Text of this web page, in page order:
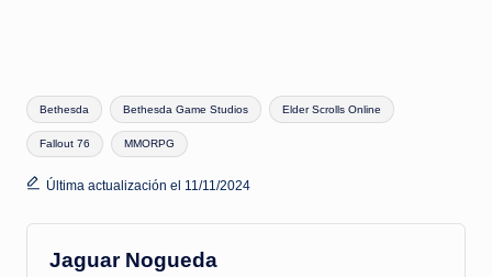
Etiquetas:
Bethesda Bethesda Game Studios Elder Scrolls Online
Fallout 76 MMORPG
Última actualización el 11/11/2024
Jaguar Nogueda